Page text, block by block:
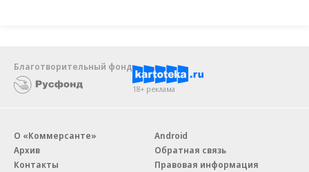
Благотворительный фонд
18+ реклама
О «Коммерсанте»
Архив
Контакты
Android
Обратная связь
Правовая информация